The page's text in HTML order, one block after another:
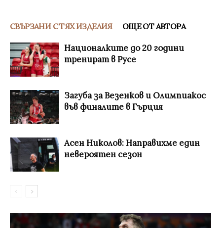
СВЪРЗАНИ С ТЯХ ИЗДЕЛИЯ ОЩЕ ОТ АВТОРА
Националките до 20 години
тренират в Русе
Загуба за Везенков и Олимпиакос
във финалите в Гърция
Асен Николов: Направихме един
невероятен сезон